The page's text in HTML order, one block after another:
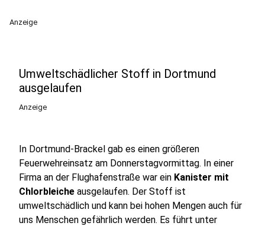
Anzeige
Umweltschädlicher Stoff in Dortmund
ausgelaufen
Anzeige
In Dortmund-Brackel gab es einen größeren
Feuerwehreinsatz am Donnerstagvormittag. In einer
Firma an der Flughafenstraße war ein Kanister mit
Chlorbleiche ausgelaufen. Der Stoff ist
umweltschädlich und kann bei hohen Mengen auch für
uns Menschen gefährlich werden. Es führt unter